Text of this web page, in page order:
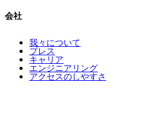
会社
我々について
プレス
キャリア
エンジニアリング
アクセスのしやすさ